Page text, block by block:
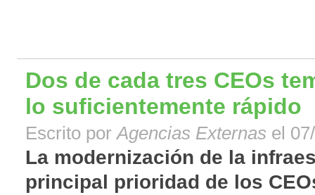
Dos de cada tres CEOs
lo suficientemente rápido
Escrito porAgencias Externas el
La modernización de la
principal prioridad de los